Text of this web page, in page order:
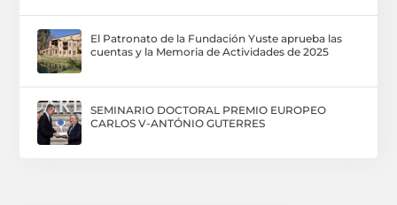
El Patronato de la Fundación Yuste aprueba las
cuentas y la Memoria de Actividades de 2025
SEMINARIO DOCTORAL PREMIO EUROPEO
CARLOS V-ANTÓNIO GUTERRES